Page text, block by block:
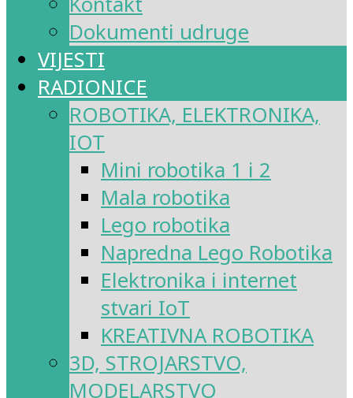
Dokumenti udruge
VIJESTI
RADIONICE
ROBOTIKA, ELEKTRONIKA,
IOT
Mini robotika 1 i 2
Mala robotika
Lego robotika
Napredna Lego Robotika
Elektronika i internet
stvari IoT
KREATIVNA ROBOTIKA
3D, STROJARSTVO,
MODELARSTVO